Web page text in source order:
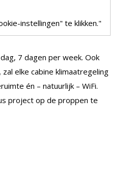
instellingen" te klikken."
7 dagen per week. Ook
elke cabine klimaatregeling
én – natuurlijk – WiFi.
project op de proppen te